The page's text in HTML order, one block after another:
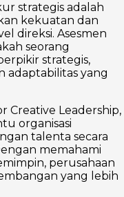
strategis adalah
kekuatan dan
direksi. Asesmen
seorang
strategis,
adaptabilitas yang
Creative Leadership,
organisasi
talenta secara
memahami
perusahaan
yang lebih